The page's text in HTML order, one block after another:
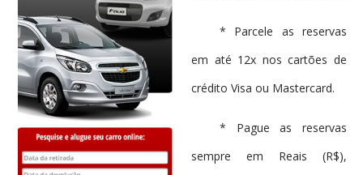
* Parcele as reservas
em até 12x nos cartões de
crédito Visa ou Mastercard.
* Pague as reservas
sempre em Reais (R$),